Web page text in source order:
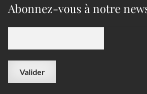
Abonnez-vous à notre